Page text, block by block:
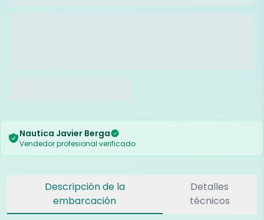
Nautica Javier Berga
Vendedor profesional verificado
Descripción de la
embarcación
Detalles
técnicos